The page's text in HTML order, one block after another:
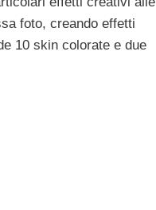
foto, creando effetti
10 skin colorate e due